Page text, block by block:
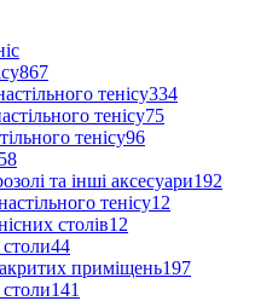
867
тенісу334
тенісу75
тенісу96
58
та інші аксесуари192
тенісу12
столів12
столи44
приміщень197
столи141